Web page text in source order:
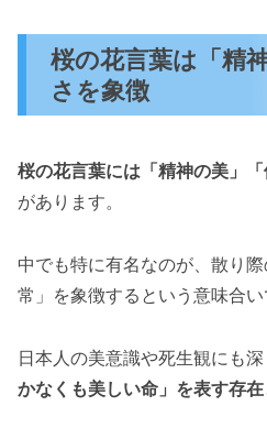
桜の花言葉は「精
さを象徴
桜の花言葉には「精神の美」
があります。
中でも特に有名なのが、散り
常」を象徴するという意味合い
日本人の美意識や死生観にも深
かなくも美しい命」を表す存在